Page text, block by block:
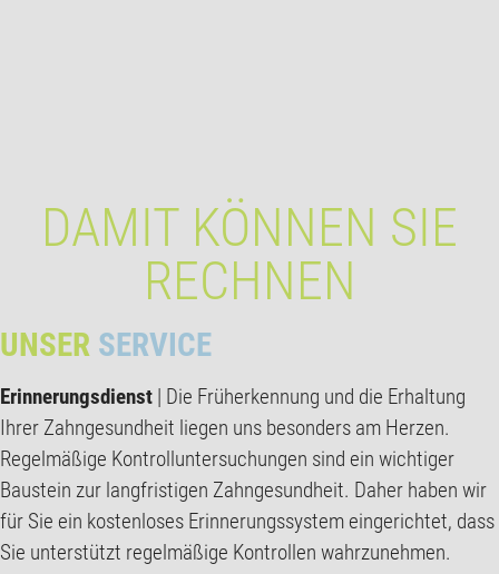
DAMIT KÖNNEN SIE
RECHNEN
UNSER SERVICE
Erinnerungsdienst | Die Früherkennung und die Erhaltung
Ihrer Zahngesundheit liegen uns besonders am Herzen.
Regelmäßige Kontrolluntersuchungen sind ein wichtiger
Baustein zur langfristigen Zahngesundheit. Daher haben wir
für Sie ein kostenloses Erinnerungssystem eingerichtet, dass
Sie unterstützt regelmäßige Kontrollen wahrzunehmen.